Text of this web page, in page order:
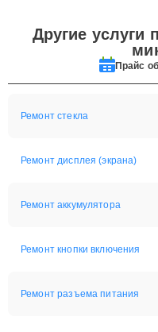
Другие услуги
Прайс
Ремонт стекла
Ремонт дисплея (экрана)
Ремонт аккумулятора
Ремонт кнопки включения
Ремонт разъема питания